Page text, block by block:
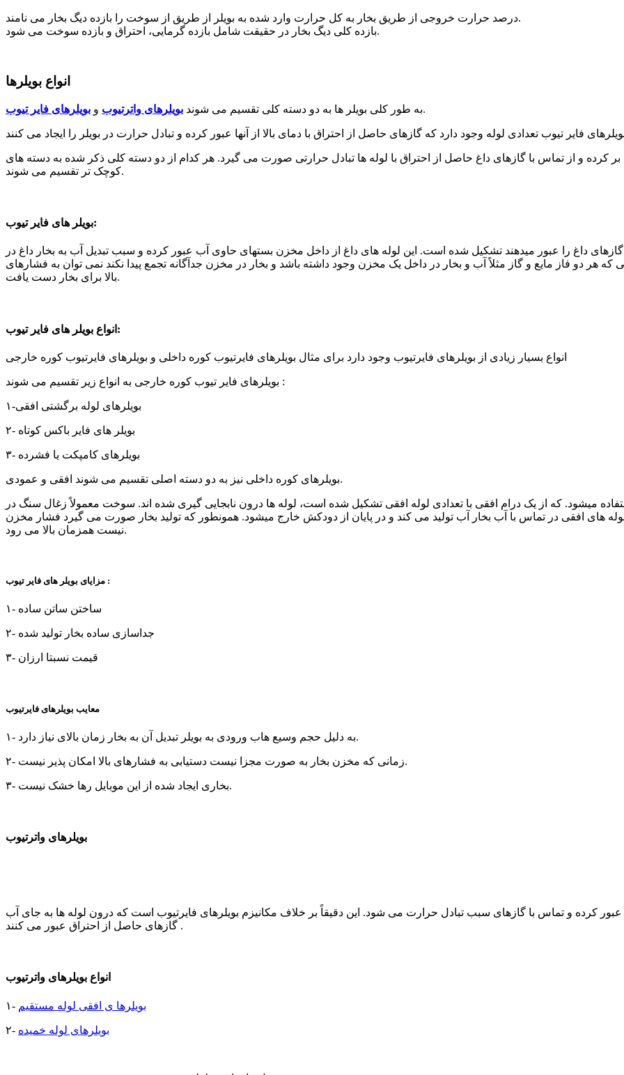
درصد حرارت خروجی از طریق بخار به کل حرارت وارد شده به بویلر از طریق از سوخت را بازده دیگ بخار می نامند.
بازده کلی دیگ بخار در حقیقت شامل بازده گرمایی، احتراق و بازده سوخت می شود.
انواع بویلرها
به طور کلی بویلر ها به دو دسته کلی تقسیم می شوند بویلرهای واترتیوب و بویلرهای فایر تیوب .
بر کرده و از تماس با گازهای داغ حاصل از احتراق با لوله ها تبادل حرارتی صورت می گیرد. هر کدام از دو دسته کلی ذکر شده به دسته های
کوچک تر تقسیم می شوند.
بویلر های فایر تیوب:
گازهای داغ را عبور میدهند تشکیل شده است. این لوله های داغ از داخل مخزن بستهای حاوی آب عبور کرده و سبب تبدیل آب به بخار داغ در
هر دو فاز مایع و گاز مثلاً آب و بخار در داخل یک مخزن وجود داشته باشد و بخار در مخزن جدآگانه تجمع پیدا نکند نمی توان به فشارهای
بالا برای بخار دست یافت.
انواع بویلر های فایر تیوب:
انواع بسیار زیادی از بویلرهای فایرتیوب وجود دارد برای مثال بویلرهای فایرتیوب کوره داخلی و بویلرهای فایرتیوب کوره خارجی
بویلرهای فایر تیوب کوره خارجی به انواع زیر تقسیم می شوند :
۱-بویلرهای لوله برگشتی افقی
۲- بویلر های فایر باکس کوتاه
۳- بویلرهای کامپکت یا فشرده
بویلرهای کوره داخلی نیز به دو دسته اصلی تقسیم می شوند افقی و عمودی.
میشود. که از یک درام افقی با تعدادی لوله افقی تشکیل شده است، لوله ها درون نابجایی گیری شده اند. سوخت معمولاً زغال سنگ در
های افقی در تماس با آب بخار آب تولید می کند و در پایان از دودکش خارج میشود. همونطور که تولید بخار صورت می گیرد فشار مخزن
نیست همزمان بالا می رود.
مزایای بویلر های فایر تیوب :
۱- ساختن ساتن ساده
۲- جداسازی ساده بخار تولید شده
۳- قیمت نسبتا ارزان
معایب بویلرهای فایرتیوب
۱- به دلیل حجم وسیع هاب ورودی به بویلر تبدیل آن به بخار زمان بالای نیاز دارد.
۲- زمانی که مخزن بخار به صورت مجزا نیست دستیابی به فشارهای بالا امکان پذیر نیست.
۳- بخاری ایجاد شده از این موبایل رها خشک نیست.
بویلرهای واترتیوب
عبور کرده و تماس با گازهای سبب تبادل حرارت می شود. این دقیقاً بر خلاف مکانیزم بویلرهای فایرتیوب است که درون لوله ها به جای آب
گازهای حاصل از احتراق عبور می کنند .
انواع بویلرهای واترتیوب
۱- بویلرها ی افقی لوله مستقیم
۲- بویلرهای لوله خمیده